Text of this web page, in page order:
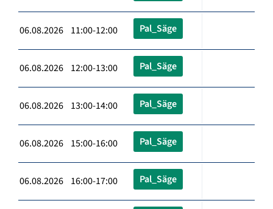
06.08.2026 11:00-12:00 Pal_Säge
06.08.2026 12:00-13:00 Pal_Säge
06.08.2026 13:00-14:00 Pal_Säge
06.08.2026 15:00-16:00 Pal_Säge
06.08.2026 16:00-17:00 Pal_Säge